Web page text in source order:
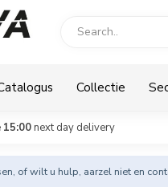
Collectie
15:00next day delivery
of wilt u hulp, aarzel niet en